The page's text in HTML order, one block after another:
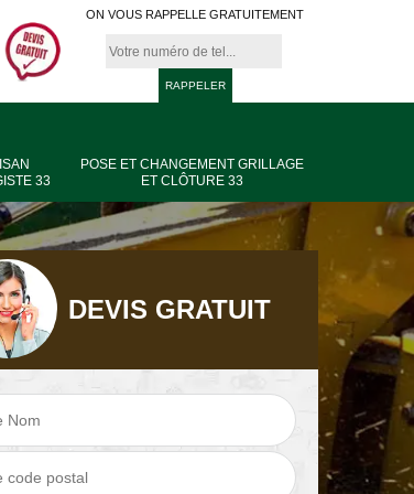
ON VOUS RAPPELLE GRATUITEMENT
33
POSE ET CHANGEMENT GRILLAGE
ET CLÔTURE 33
haie 33
Artisan paysagiste
33
DEVIS GRATUIT